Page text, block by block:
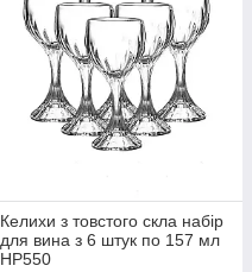
Келихи з товстого скла набір
для вина з 6 штук по 157 мл
HP550